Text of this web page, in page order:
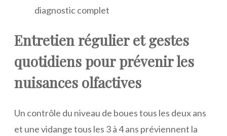
diagnostic complet
Entretien régulier et gestes
quotidiens pour prévenir les
nuisances olfactives
Un contrôle du niveau de boues tous les deux ans
et une vidange tous les 3 à 4 ans préviennent la